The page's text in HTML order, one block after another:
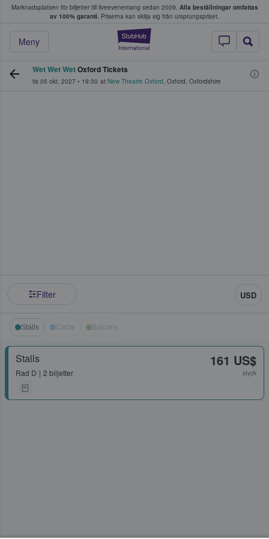
Marknadsplatsen för biljetter till liveevenemang sedan 2009. Alla beställningar omfattas
av 100% garanti. Priserna kan skilja sig från ursprungspriset.
StubHub – där
Meny
köper och säljer biljetter.
Wet Wet WetOxford Tickets
tis 05 okt. 2027 • 19:30 at New Theatre Oxford, Oxford, Oxfordshire
Filter USD
Stalls Circle Balcony
Stalls
Rad D 2 biljetter
161 US$
styck